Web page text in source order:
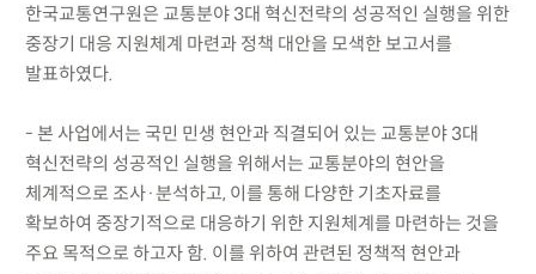
한국교통연구원은 교통분야 3대 혁신전략의 성공적인 실행을 위한
중장기 대응 지원체계 마련과 정책 대안을 모색한 보고서를
발표하였다.
- 본 사업에서는 국민 민생 현안과 직결되어 있는 교통분야 3대
혁신전략의 성공적인 실행을 위해서는 교통분야의 현안을
체계적으로 조사·분석하고, 이를 통해 다양한 기초자료를
확보하여 중장기적으로 대응하기 위한 지원체계를 마련하는 것을
주요 목적으로 하고자 함. 이를 위하여 관련된 정책적 현안과